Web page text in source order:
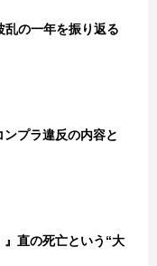
乱の一年を振り返る
ンプラ違反の内容と
』直の死亡という“大